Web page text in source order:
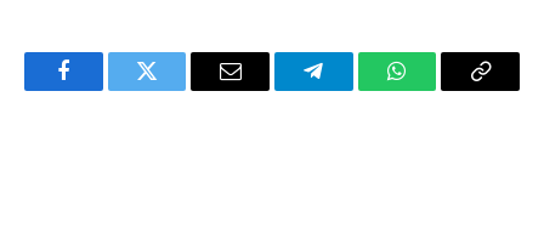
FacebookTwitter Email TelegramWhatsAppCopy